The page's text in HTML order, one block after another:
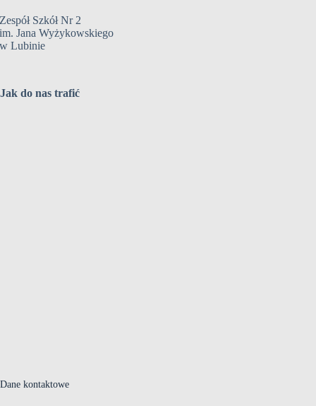
Zespół Szkół Nr 2
im. Jana Wyżykowskiego
w Lubinie
Jak do nas trafić
Dane kontaktowe